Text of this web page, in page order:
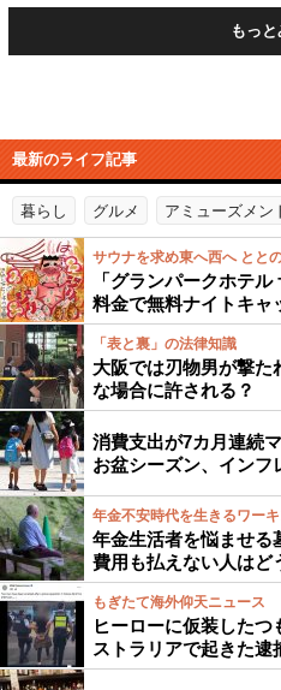
もっと
最新のライフ記事
暮らし グルメ アミューズメン
サウナを求め東へ西へ とと
「グランパークホテ
料金で無料ナイトキャ
「表と裏」の法律知識
大阪では刃物男が撃
な場合に許される？
消費支出が7カ月連続
お盆シーズン、インフ
年金不安時代を生きるワー
年金生活者を悩ませる
費用も払えない人はど
もぎたて海外仰天ニュース
ヒーローに仮装した
ストラリアで起きた逮